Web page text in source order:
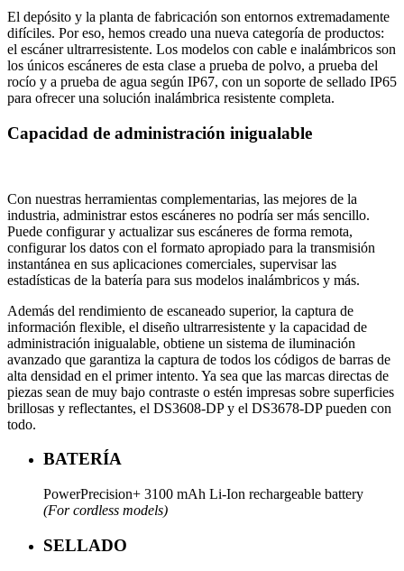
El depósito y la planta de fabricación son entornos extremadamente
difíciles. Por eso, hemos creado una nueva categoría de productos:
el escáner ultrarresistente. Los modelos con cable e inalámbricos son
los únicos escáneres de esta clase a prueba de polvo, a prueba del
rocío y a prueba de agua según IP67, con un soporte de sellado IP65
para ofrecer una solución inalámbrica resistente completa.
Capacidad de administración inigualable
Con nuestras herramientas complementarias, las mejores de la
industria, administrar estos escáneres no podría ser más sencillo.
Puede configurar y actualizar sus escáneres de forma remota,
configurar los datos con el formato apropiado para la transmisión
instantánea en sus aplicaciones comerciales, supervisar las
estadísticas de la batería para sus modelos inalámbricos y más.
Además del rendimiento de escaneado superior, la captura de
información flexible, el diseño ultrarresistente y la capacidad de
administración inigualable, obtiene un sistema de iluminación
avanzado que garantiza la captura de todos los códigos de barras de
alta densidad en el primer intento. Ya sea que las marcas directas de
piezas sean de muy bajo contraste o estén impresas sobre superficies
brillosas y reflectantes, el DS3608-DP y el DS3678-DP pueden con
todo.
BATERÍA
PowerPrecision+ 3100 mAh Li-Ion rechargeable battery
(For cordless models)
SELLADO